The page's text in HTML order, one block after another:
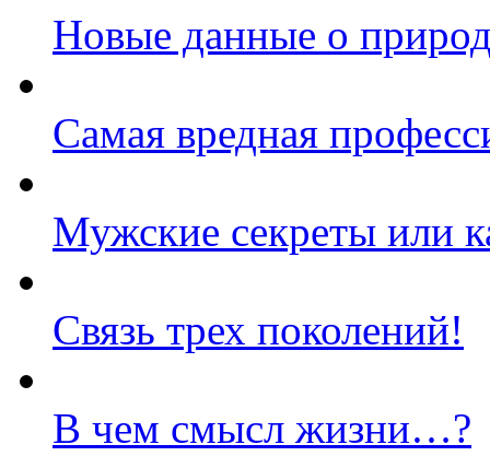
Новые данные о
Самая вредная
Мужские секреты или
Связь трех поколений!
В чем смысл жизни…?